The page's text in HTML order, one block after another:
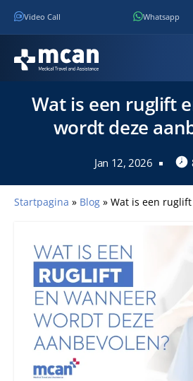
Video Call Whatsapp
Wat is een ruglift
wordt deze
Jan 12, 2026
Startpagina » Blog » Wat is een ruglift en